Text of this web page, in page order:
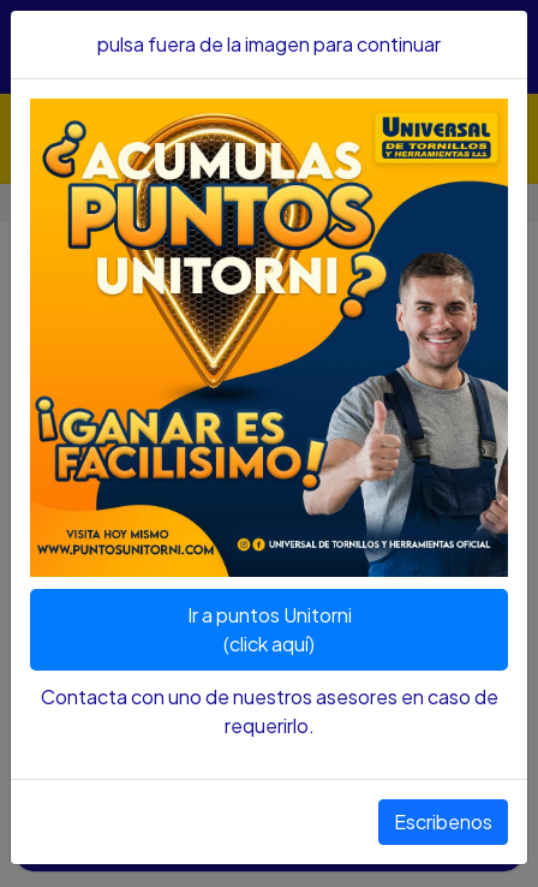
confianza&nbsp;Recibe un KIT PARRILLERO por compras
Inicio Automotriz LLAVES DE GOLPE
LLAVES DE GOLPE
Filtros
$67.100 COP
pulsa fuera de la imagen para continuar
Ir a puntos Unitorni
(click aquí)
Contacta con uno de nuestros asesores en caso de
requerirlo.
Escribenos